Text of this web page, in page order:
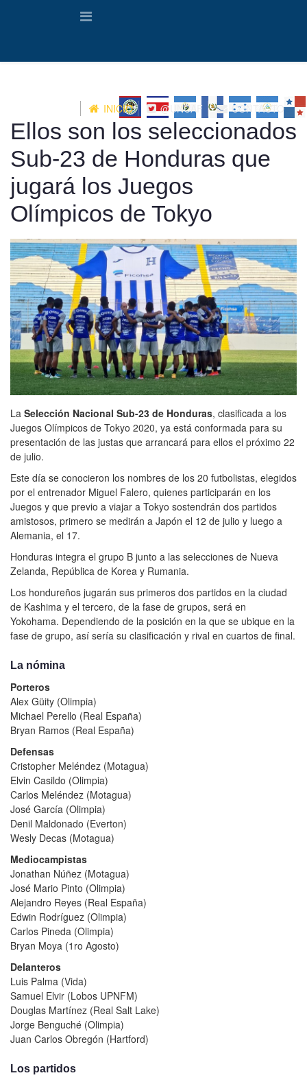
INICIO @UNCAF CONTACTO
Ellos son los seleccionados
Sub-23 de Honduras que
jugará los Juegos
Olímpicos de Tokyo
La Selección Nacional Sub-23 de Honduras, clasificada a los
Juegos Olímpicos de Tokyo 2020, ya está conformada para su
presentación de las justas que arrancará para ellos el próximo 22
de julio.
Este día se conocieron los nombres de los 20 futbolistas, elegidos
por el entrenador Miguel Falero, quienes participarán en los
Juegos y que previo a viajar a Tokyo sostendrán dos partidos
amistosos, primero se medirán a Japón el 12 de julio y luego a
Alemania, el 17.
Honduras integra el grupo B junto a las selecciones de Nueva
Zelanda, República de Korea y Rumania.
Los hondureños jugarán sus primeros dos partidos en la ciudad
de Kashima y el tercero, de la fase de grupos, será en
Yokohama. Dependiendo de la posición en la que se ubique en la
fase de grupo, así sería su clasificación y rival en cuartos de final.
La nómina
Porteros
Alex Güity (Olimpia)
Michael Perello (Real España)
Bryan Ramos (Real España)
Defensas
Cristopher Meléndez (Motagua)
Elvin Casildo (Olimpia)
Carlos Meléndez (Motagua)
José García (Olimpia)
Denil Maldonado (Everton)
Wesly Decas (Motagua)
Mediocampistas
Jonathan Núñez (Motagua)
José Mario Pinto (Olimpia)
Alejandro Reyes (Real España)
Edwin Rodríguez (Olimpia)
Carlos Pineda (Olimpia)
Bryan Moya (1ro Agosto)
Delanteros
Luis Palma (Vida)
Samuel Elvir (Lobos UPNFM)
Douglas Martínez (Real Salt Lake)
Jorge Benguché (Olimpia)
Juan Carlos Obregón (Hartford)
Los partidos